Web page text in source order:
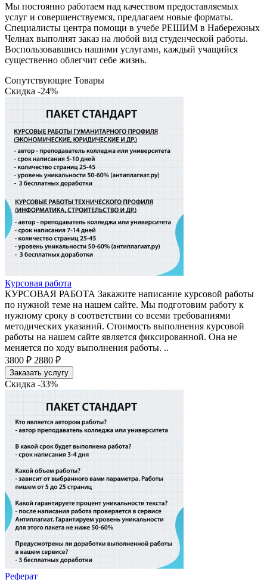
Мы постоянно работаем над качеством предоставляемых
услуг и совершенствуемся, предлагаем новые форматы.
Специалисты центра помощи в учебе РЕШИМ в Набережных
Челнах выполнят заказ на любой вид студенческой работы.
Воспользовавшись нашими услугами, каждый учащийся
существенно облегчит себе жизнь.
Сопутствующие Товары
Скидка -24%
Курсовая работа
КУРСОВАЯ РАБОТА Закажите написание курсовой работы
по нужной теме на нашем сайте. Мы подготовим работу к
нужному сроку в соответствии со всеми требованиями
методических указаний. Стоимость выполнения курсовой
работы на нашем сайте является фиксированной. Она не
меняется по ходу выполнения работы. ..
3800 ₽ 2880 ₽
Заказать услугу
Скидка -33%
Реферат